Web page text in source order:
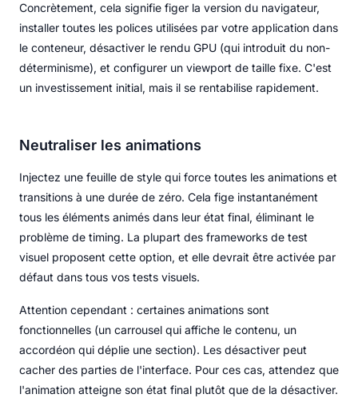
Concrètement, cela signifie figer la version du navigateur,
installer toutes les polices utilisées par votre application dans
le conteneur, désactiver le rendu GPU (qui introduit du non-
déterminisme), et configurer un viewport de taille fixe. C'est
un investissement initial, mais il se rentabilise rapidement.
Neutraliser les animations
Injectez une feuille de style qui force toutes les animations et
transitions à une durée de zéro. Cela fige instantanément
tous les éléments animés dans leur état final, éliminant le
problème de timing. La plupart des frameworks de test
visuel proposent cette option, et elle devrait être activée par
défaut dans tous vos tests visuels.
Attention cependant : certaines animations sont
fonctionnelles (un carrousel qui affiche le contenu, un
accordéon qui déplie une section). Les désactiver peut
cacher des parties de l'interface. Pour ces cas, attendez que
l'animation atteigne son état final plutôt que de la désactiver.